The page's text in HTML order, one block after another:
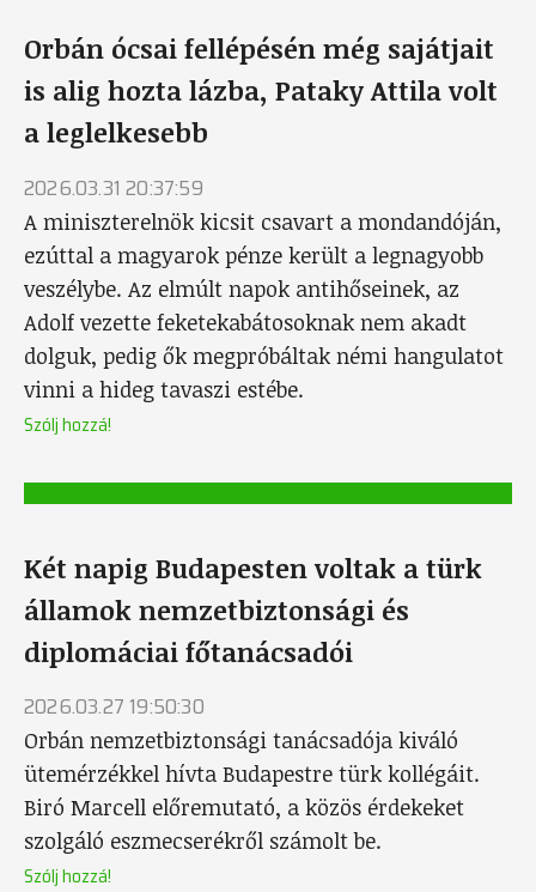
Orbán ócsai fellépésén még sajátjait
is alig hozta lázba, Pataky Attila volt
a leglelkesebb
2026.03.31 20:37:59
A miniszterelnök kicsit csavart a mondandóján,
ezúttal a magyarok pénze került a legnagyobb
veszélybe. Az elmúlt napok antihőseinek, az
Adolf vezette feketekabátosoknak nem akadt
dolguk, pedig ők megpróbáltak némi hangulatot
vinni a hideg tavaszi estébe.
Szólj hozzá!
Két napig Budapesten voltak a türk
államok nemzetbiztonsági és
diplomáciai főtanácsadói
2026.03.27 19:50:30
Orbán nemzetbiztonsági tanácsadója kiváló
ütemérzékkel hívta Budapestre türk kollégáit.
Biró Marcell előremutató, a közös érdekeket
szolgáló eszmecserékről számolt be.
Szólj hozzá!